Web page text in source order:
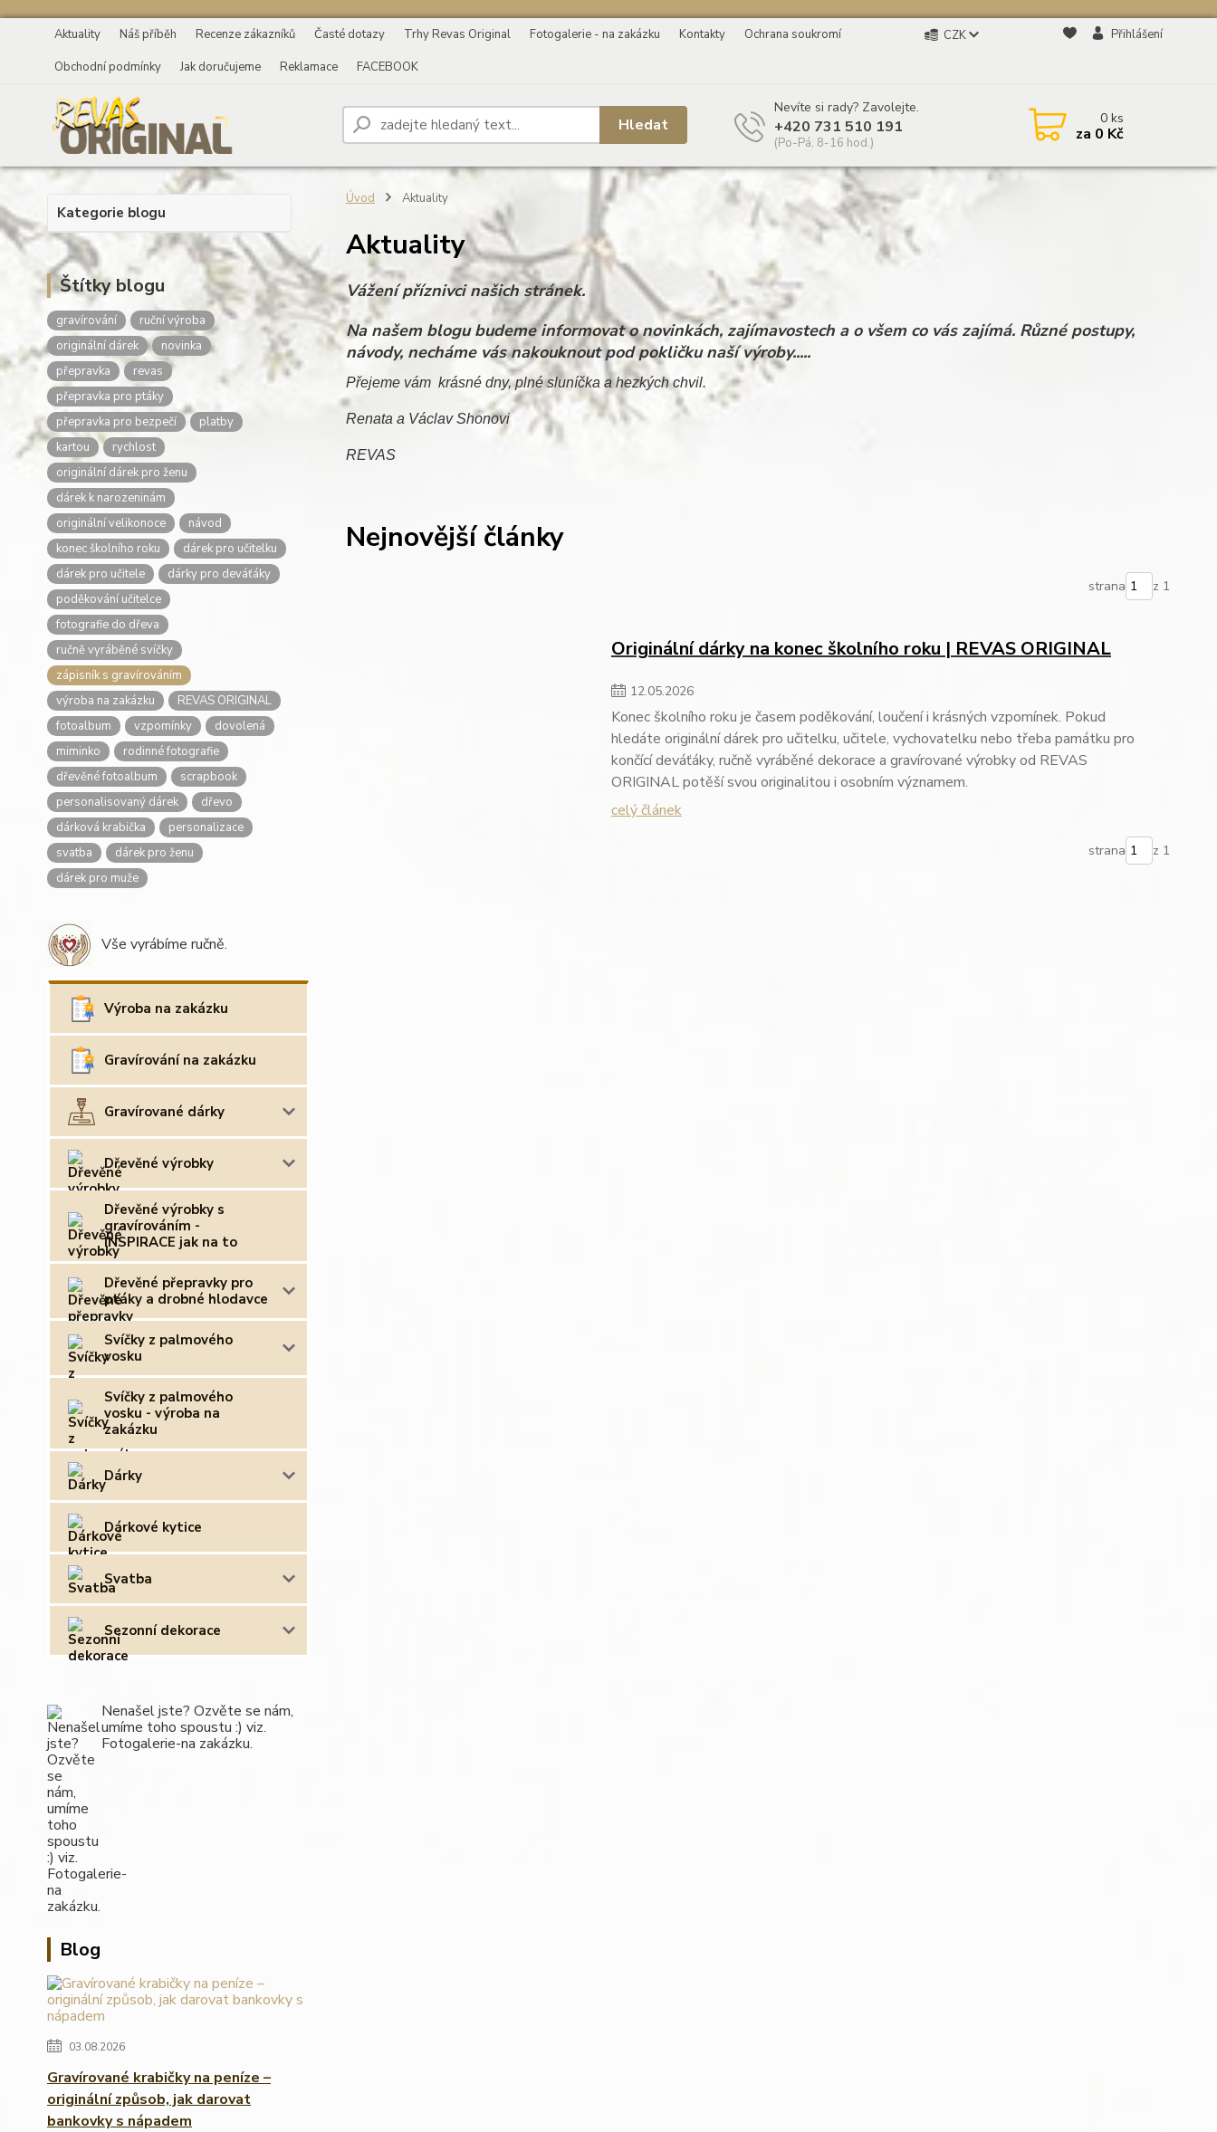
Aktuality Náš příběh Recenze zákazníků Časté dotazy Trhy Revas Original Fotogalerie - na zakázku Kontakty
Ochrana soukromí
Obchodní podmínky
Jak doručujeme Reklamace FACEBOOK
CZK Přihlášení
Hledat
Nevíte si rady? Zavolejte.
+420 731 510 191
(Po-Pá, 8-16 hod.)
0ks
za 0 Kč
Kategorie blogu
Štítky blogu
gravírování
ruční výroba
originální dárek
novinka
přepravka
revas
přepravka pro ptáky
přepravka pro bezpečí
platby
kartou
rychlost
originální dárek pro ženu
dárek k narozeninám
originální velikonoce
návod
konec školního roku
dárek pro učitelku
dárek pro učitele
dárky pro deváťáky
poděkování učitelce
fotografie do dřeva
ručně vyráběné svíčky
zápisník s gravírováním
výroba na zakázku
REVAS ORIGINAL
fotoalbum
vzpomínky
dovolená
miminko
rodinné fotografie
dřevěné fotoalbum
scrapbook
personalisovaný dárek
dřevo
dárková krabička
personalizace
svatba
dárek pro ženu
dárek pro muže
Vše vyrábíme ručně.
Výroba na zakázku
Gravírování na zakázku
Gravírované dárky
Dřevěné výrobky
Dřevěné výrobky s
gravírováním -
INSPIRACE jak na to
Dřevěné přepravky pro
ptáky a drobné hlodavce
Svíčky z palmového
vosku
Svíčky z palmového
vosku - výroba na
zakázku
Dárky
Dárkové kytice
Svatba
Sezonní dekorace
Nenašel jste? Ozvěte se nám,
umíme toho spoustu :) viz.
Fotogalerie-na zakázku.
Blog
03.08.2026
Gravírované krabičky na peníze –
originální způsob, jak darovat
bankovky s nápadem
Úvod Aktuality
Aktuality
Vážení příznivci našich stránek.
Na našem blogu budeme informovat o novinkách, zajímavostech a o všem co vás zajímá. Různé postupy,
návody, necháme vás nakouknout pod pokličku naší výroby.....
Přejeme vám krásné dny, plné sluníčka a hezkých chvil.
Renata a Václav Shonovi
REVAS
Nejnovější články
strana z 1
Originální dárky na konec školního roku | REVAS ORIGINAL
12.05.2026
Konec školního roku je časem poděkování, loučení i krásných vzpomínek. Pokud
hledáte originální dárek pro učitelku, učitele, vychovatelku nebo třeba památku pro
končící deváťáky, ručně vyráběné dekorace a gravírované výrobky od REVAS
ORIGINAL potěší svou originalitou i osobním významem.
celý článek
strana z 1